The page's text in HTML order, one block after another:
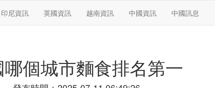
印尼資訊 英國資訊 越南資訊 中國資訊 中國訊息
哪個城市麵食排名第一